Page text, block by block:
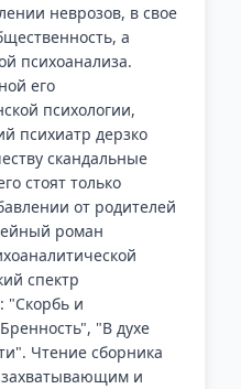
неврозов, в свое
а
психоанализа.
его
психологии,
психиатр дерзко
скандальные
стоят только
от родителей
роман
спектр
"Скорбь и
"В духе
Чтение сборника
захватывающим и